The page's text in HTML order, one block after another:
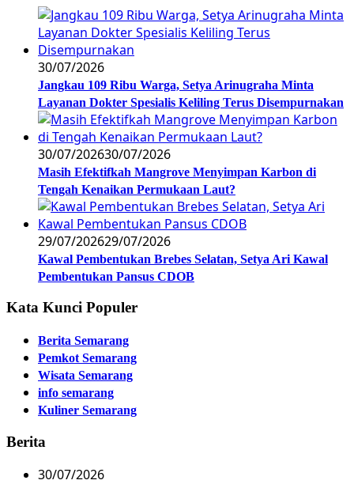
30/07/2026
Jangkau 109 Ribu Warga, Setya Arinugraha Minta
Layanan Dokter Spesialis Keliling Terus Disempurnakan
30/07/202630/07/2026
Masih Efektifkah Mangrove Menyimpan Karbon di
Tengah Kenaikan Permukaan Laut?
29/07/202629/07/2026
Kawal Pembentukan Brebes Selatan, Setya Ari Kawal
Pembentukan Pansus CDOB
Kata Kunci Populer
Berita Semarang
Pemkot Semarang
Wisata Semarang
info semarang
Kuliner Semarang
Berita
30/07/2026